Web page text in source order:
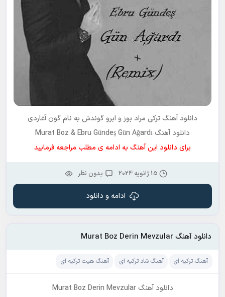
دانلود آهنگ ترکی مراد بوز و ابرو گوندش به نامگون آغاردی
دانلود آهنگ Murat Boz & Ebru Gündeş Gün Ağardı
برای دانلود این آهنگ به ادامه ی مطلب مراجعه فرمایید
15 ژانویه 2024 بدون نظر
ادامه و دانلود
دانلود آهنگ Murat Boz Derin Mevzular
آهنگ ترکیه ای آهنگ شاد ترکیه ای آهنگ هیت ترکیه ای
دانلود آهنگ Murat Boz Derin Mevzular